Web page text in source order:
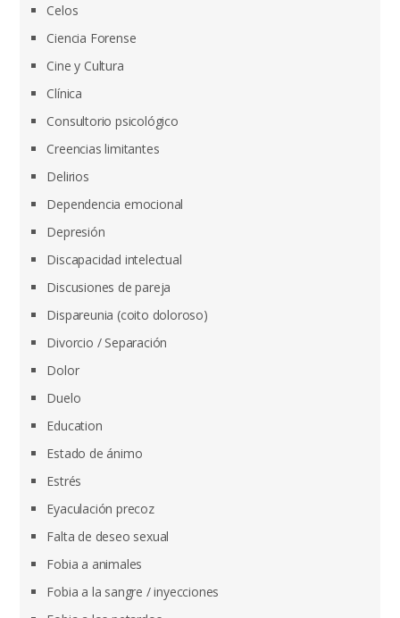
Celos
Ciencia Forense
Cine y Cultura
Clínica
Consultorio psicológico
Creencias limitantes
Delirios
Dependencia emocional
Depresión
Discapacidad intelectual
Discusiones de pareja
Dispareunia (coito doloroso)
Divorcio / Separación
Dolor
Duelo
Education
Estado de ánimo
Estrés
Eyaculación precoz
Falta de deseo sexual
Fobia a animales
Fobia a la sangre / inyecciones